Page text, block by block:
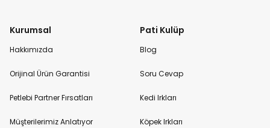
Kurumsal
Hakkımızda
Orijinal Ürün Garantisi
Petlebi Partner Fırsatları
Müşterilerimiz Anlatıyor
Pati Kulüp
Blog
Soru Cevap
Kedi Irkları
Köpek Irkları